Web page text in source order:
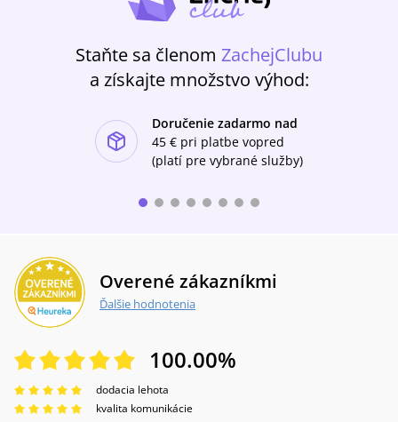
Staňte sa členom ZachejClubu
a získajte množstvo výhod:
Doručenie zadarmo nad
45 € pri platbe vopred
(platí pre vybrané služby)
Overené zákazníkmi
Ďalšie hodnotenia
100.00%
dodacia lehota
kvalita komunikácie